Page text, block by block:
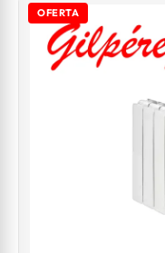
OFERTA